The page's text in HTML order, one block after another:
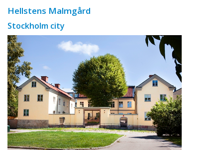
Hellstens Malmgård
Stockholm city